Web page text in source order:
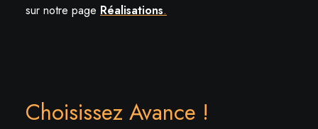
sur notre page Réalisations.
Choisissez Avance !